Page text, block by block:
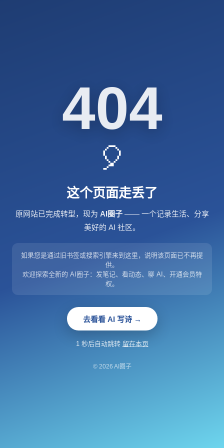
404
🎈
这个页面走丢了
原网站已完成转型，现为 AI圈子—— 一个记录生活、分享
美好的 AI 社区。
如果您是通过旧书签或搜索引擎来到这里，说明该页面已不再提
供。
欢迎探索全新的 AI圈子：发笔记、看动态、聊 AI、开通会员特
权。
去看看 AI 写诗 →
1 秒后自动跳转 留在本页
© 2026 AI圈子